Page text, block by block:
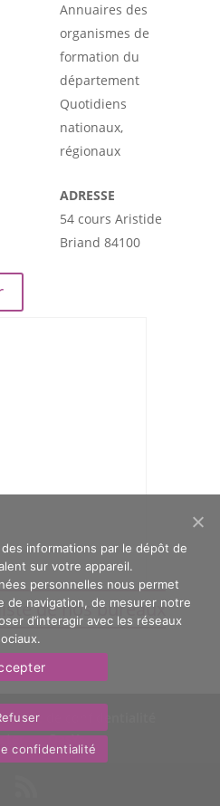
Annuaires des
organismes de
formation du
département
Quotidiens
nationaux,
régionaux
ADRESSE
54 cours Aristide
Briand 84100
de nos bureaux
de confidentialité
OasYs
informations par le dépôt de
sur votre appareil.
personnelles nous permet
de navigation, de mesurer notre
d’interagir avec les réseaux
confidentialité